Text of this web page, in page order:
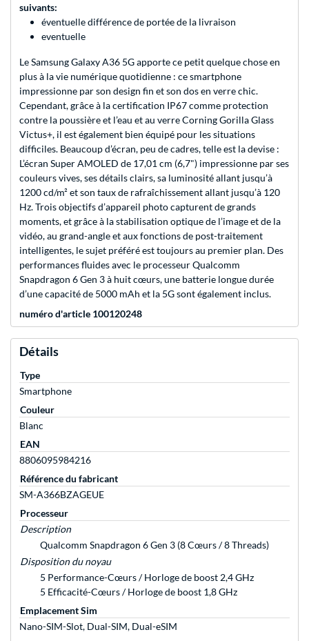
suivants:
éventuelle différence de portée de la livraison
eventuelle
Le Samsung Galaxy A36 5G apporte ce petit quelque chose en
plus à la vie numérique quotidienne : ce smartphone
impressionne par son design fin et son dos en verre chic.
Cependant, grâce à la certification IP67 comme protection
contre la poussière et l’eau et au verre Corning Gorilla Glass
Victus+, il est également bien équipé pour les situations
difficiles. Beaucoup d’écran, peu de cadres, telle est la devise :
L’écran Super AMOLED de 17,01 cm (6,7") impressionne par ses
couleurs vives, ses détails clairs, sa luminosité allant jusqu’à
1200 cd/m² et son taux de rafraîchissement allant jusqu’à 120
Hz. Trois objectifs d’appareil photo capturent de grands
moments, et grâce à la stabilisation optique de l’image et de la
vidéo, au grand-angle et aux fonctions de post-traitement
intelligentes, le sujet préféré est toujours au premier plan. Des
performances fluides avec le processeur Qualcomm
Snapdragon 6 Gen 3 à huit cœurs, une batterie longue durée
d’une capacité de 5000 mAh et la 5G sont également inclus.
numéro d'article 100120248
Détails
Type
Smartphone
Couleur
Blanc
EAN
8806095984216
Référence du fabricant
SM-A366BZAGEUE
Processeur
Description
Qualcomm Snapdragon 6 Gen 3 (8 Cœurs / 8 Threads)
Disposition du noyau
5 Performance-Cœurs / Horloge de boost 2,4 GHz
5 Efficacité-Cœurs / Horloge de boost 1,8 GHz
Emplacement Sim
Nano-SIM-Slot, Dual-SIM, Dual-eSIM